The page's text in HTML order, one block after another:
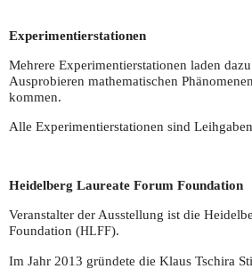
Experimentierstationen
Mehrere Experimentierstationen laden
Ausprobieren mathematischen
kommen.
Alle Experimentierstationen sind
Heidelberg Laureate Forum Foundation
Veranstalter der Ausstellung ist die
Foundation (HLFF).
Im Jahr 2013 gründete die Klaus Tschira